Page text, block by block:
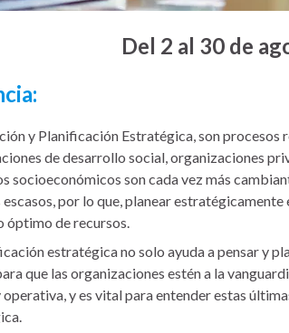
Del 2 al 30 de
y Planificación Estratégica, son procesos
de desarrollo social, organizaciones
socioeconómicos son cada vez más
por lo que, planear
óptimo de recursos.
estratégica no solo ayuda a pensar y
que las organizaciones estén a la
y es vital para entender estas